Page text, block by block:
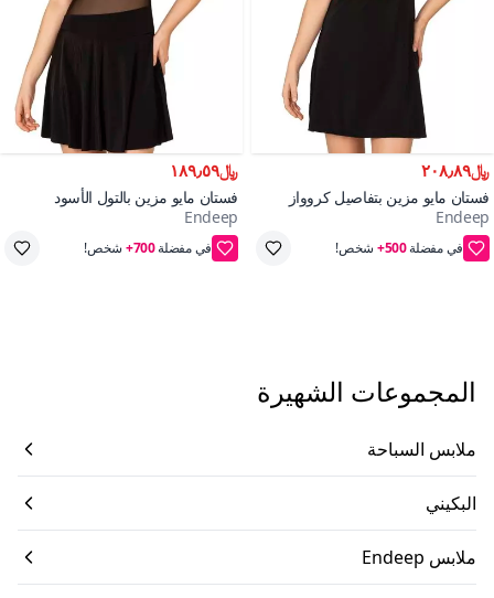
﷼٢٠٨٫٨٩
فستان مايو مزين بتفاصيل كروواز
الأسود
Endeep
في مفضلة
38,40,42,44,46
﷼١٨٩٫٥٩
فستان مايو مزين بالتول الأسود
Endeep
في مفضلة
38,40,42,44,46
المجموعات الشهيرة
ملابس السباحة
البكيني
ملابس Endeep